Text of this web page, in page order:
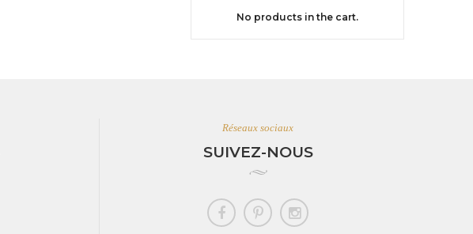
No products in the cart.
Réseaux sociaux
SUIVEZ-NOUS